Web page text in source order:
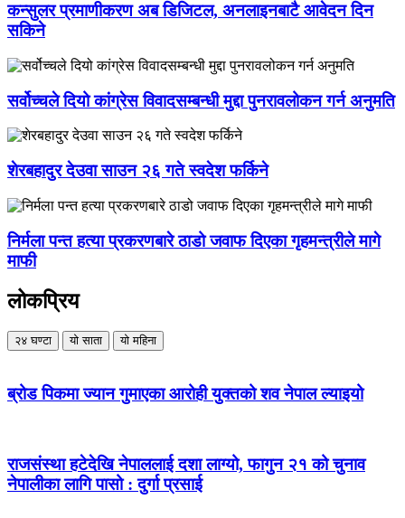
कन्सुलर प्रमाणीकरण अब डिजिटल, अनलाइनबाटै आवेदन दिन
सकिने
सर्वोच्चले दियो कांग्रेस विवादसम्बन्धी मुद्दा पुनरावलोकन गर्न अनुमति
शेरबहादुर देउवा साउन २६ गते स्वदेश फर्किने
निर्मला पन्त हत्या प्रकरणबारे ठाडो जवाफ दिएका गृहमन्त्रीले मागे
माफी
लोकप्रिय
२४ घण्टा यो साता यो महिना
ब्रोड पिकमा ज्यान गुमाएका आरोही युक्तको शव नेपाल ल्याइयो
राजसंस्था हटेदेखि नेपाललाई दशा लाग्यो, फागुन २१ को चुनाव
नेपालीका लागि पासो : दुर्गा प्रसाई